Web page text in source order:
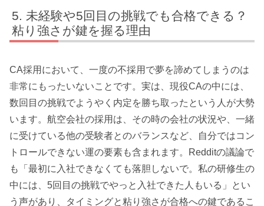
未経験や5回目の挑戦でも合格できる？
粘り強さが鍵を握る理由
CA採用において、一度の不採用で夢を諦めてしまうのは
非常にもったいないことです。実は、現役CAの中には、
数回目の挑戦でようやく内定を勝ち取ったという人が大勢
います。航空会社の採用は、その時の会社の状況や、一緒
に受けている他の受験者とのバランスなど、自分ではコン
トロールできない運の要素も含まれます。Redditの議論で
も「最初に入社できなくても落胆しないで。私の研修生の
中には、5回目の挑戦でやっと入社できた人もいる」とい
う声があり、タイミングと粘り強さが合格への鍵であるこ